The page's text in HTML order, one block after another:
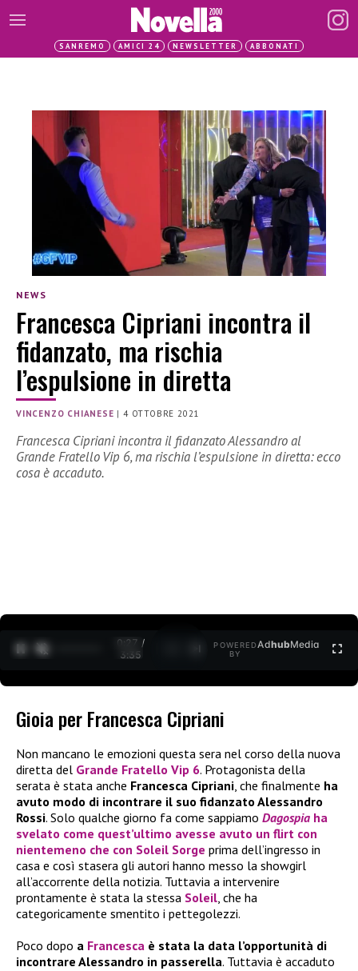
SANREMO AMICI 24 NEWSLETTER ABBONATI
NEWS
Francesca Cipriani incontra il
fidanzato, ma rischia
l’espulsione in diretta
VINCENZO CHIANESE |4 OTTOBRE 2021
Francesca Cipriani incontra il fidanzato Alessandro al
Grande Fratello Vip 6, ma rischia l’espulsione in diretta: ecco
cosa è accaduto.
0:28 /
3:35
POWERED
BY
AdhubMedia
Gioia per Francesca Cipriani
Non mancano le emozioni questa sera nel corso della nuova
diretta del Grande Fratello Vip 6. Protagonista della
serata è stata anche Francesca Cipriani, che finalmente ha
avuto modo di incontrare il suo fidanzato Alessandro
Rossi. Solo qualche giorno fa come sappiamo Dagospia ha
svelato come quest’ultimo avesse avuto un flirt con
nientemeno che con Soleil Sorge prima dell’ingresso in
casa e così stasera gli autori hanno messo la showgirl
all’accorrente della notizia. Tuttavia a intervenire
prontamente è stata la stessa Soleil, che ha
categoricamente smentito i pettegolezzi.
Poco dopo a Francesca è stata la data l’opportunità di
incontrare Alessandro in passerella. Tuttavia è accaduto